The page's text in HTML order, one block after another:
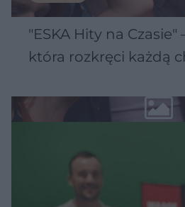
"ESKA Hity na Czasie"
która rozkręci każdą